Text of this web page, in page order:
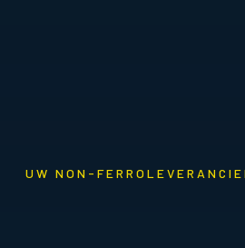
UW NON-